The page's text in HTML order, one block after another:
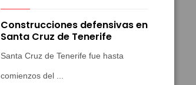
Construcciones defensivas en
Santa Cruz de Tenerife
Santa Cruz de Tenerife fue hasta
comienzos del ...